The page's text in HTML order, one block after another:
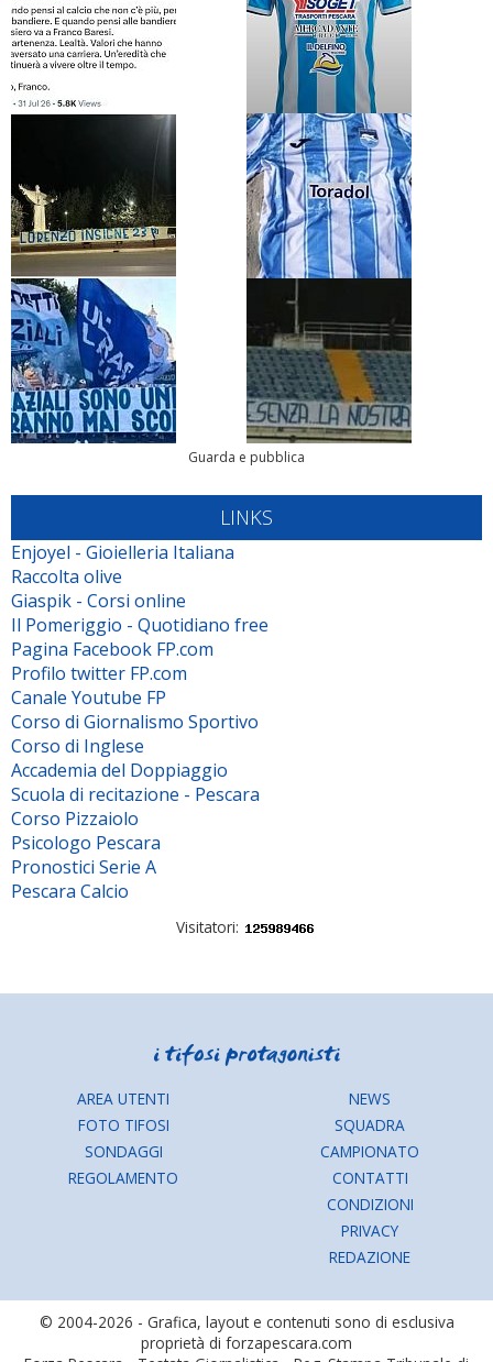
Guarda e pubblica
LINKS
Enjoyel - Gioielleria Italiana
Raccolta olive
Giaspik - Corsi online
Il Pomeriggio - Quotidiano free
Pagina Facebook FP.com
Profilo twitter FP.com
Canale Youtube FP
Corso di Giornalismo Sportivo
Corso di Inglese
Accademia del Doppiaggio
Scuola di recitazione - Pescara
Corso Pizzaiolo
Psicologo Pescara
Pronostici Serie A
Pescara Calcio
Visitatori:
AREA UTENTI
FOTO TIFOSI
SONDAGGI
REGOLAMENTO
NEWS
SQUADRA
CAMPIONATO
CONTATTI
CONDIZIONI
PRIVACY
REDAZIONE
© 2004-2026 - Grafica, layout e contenuti sono di esclusiva
proprietà di forzapescara.com